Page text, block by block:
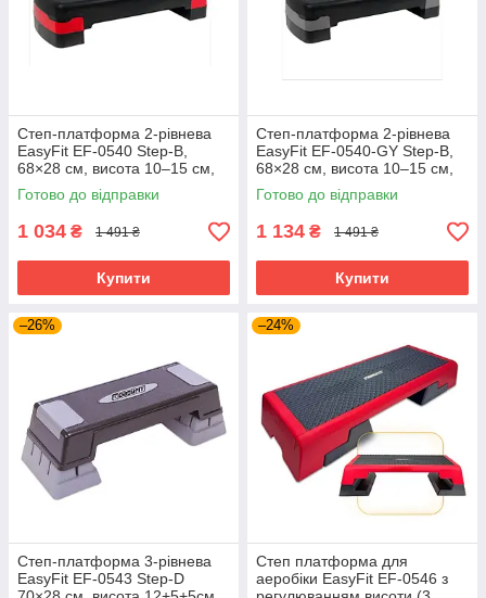
Степ-платформа 2-рівнева
EasyFit EF-0540 Step-B,
68×28 см, висота 10–15 см,
чорно-червона — для
фітнесу та аеробіки
Готово до відправки
1 034 ₴ 1 491 ₴
Купити
Степ-платформа 2-рівнева
EasyFit EF-0540-GY Step-B,
68×28 см, висота 10–15 см,
чорно-сіра — для фітнесу та
аеробіки
Готово до відправки
1 134 ₴ 1 491 ₴
Купити
–26%
Степ-платформа 3-рівнева
EasyFit EF-0543 Step-D
–24%
Степ платформа для
аеробіки EasyFit EF-0546 з